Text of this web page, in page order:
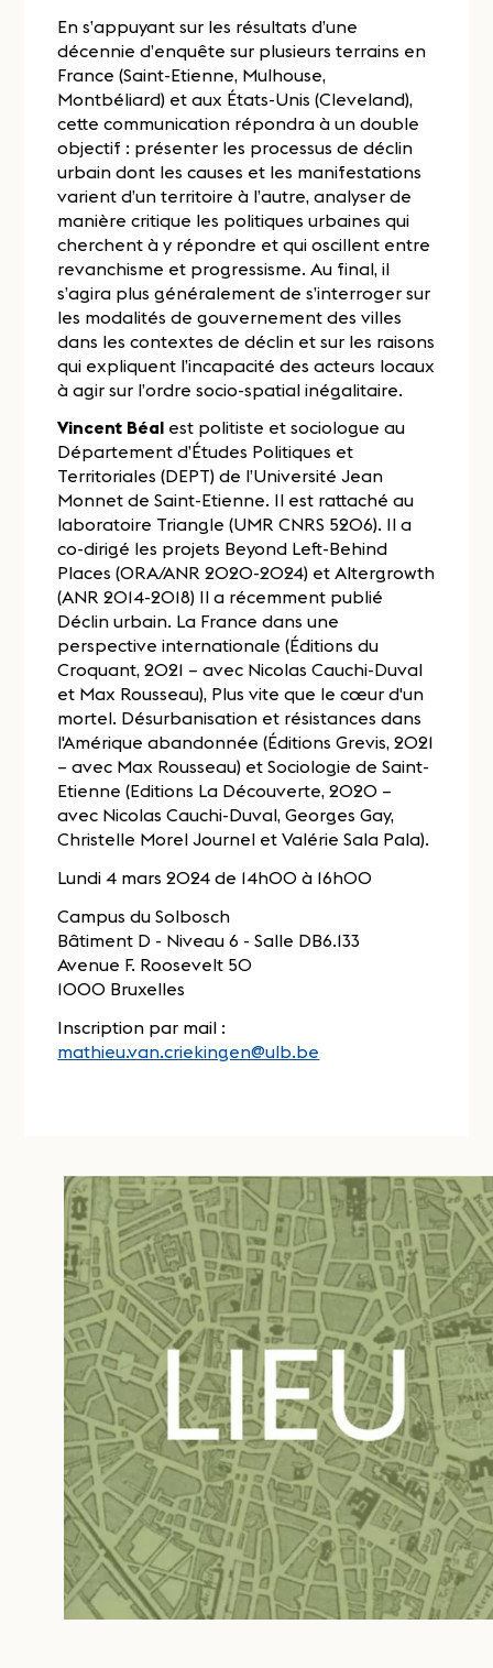
En s’appuyant sur les résultats d’une
décennie d’enquête sur plusieurs terrains en
France (Saint-Etienne, Mulhouse,
Montbéliard) et aux États-Unis (Cleveland),
cette communication répondra à un double
objectif : présenter les processus de déclin
urbain dont les causes et les manifestations
varient d’un territoire à l’autre, analyser de
manière critique les politiques urbaines qui
cherchent à y répondre et qui oscillent entre
revanchisme et progressisme. Au final, il
s’agira plus généralement de s’interroger sur
les modalités de gouvernement des villes
dans les contextes de déclin et sur les raisons
qui expliquent l’incapacité des acteurs locaux
à agir sur l’ordre socio-spatial inégalitaire.
Vincent Béal est politiste et sociologue au
Département d’Études Politiques et
Territoriales (DEPT) de l’Université Jean
Monnet de Saint-Etienne. Il est rattaché au
laboratoire Triangle (UMR CNRS 5206). Il a
co-dirigé les projets Beyond Left-Behind
Places (ORA/ANR 2020-2024) et Altergrowth
(ANR 2014-2018) Il a récemment publié
Déclin urbain. La France dans une
perspective internationale (Éditions du
Croquant, 2021 – avec Nicolas Cauchi-Duval
et Max Rousseau), Plus vite que le cœur d'un
mortel. Désurbanisation et résistances dans
l'Amérique abandonnée (Éditions Grevis, 2021
– avec Max Rousseau) et Sociologie de Saint-
Etienne (Editions La Découverte, 2020 –
avec Nicolas Cauchi-Duval, Georges Gay,
Christelle Morel Journel et Valérie Sala Pala).
Lundi 4 mars 2024 de 14h00 à 16h00
Campus du Solbosch
Bâtiment D - Niveau 6 - Salle DB6.133
Avenue F. Roosevelt 50
1000 Bruxelles
Inscription par mail :
mathieu.van.criekingen@ulb.be